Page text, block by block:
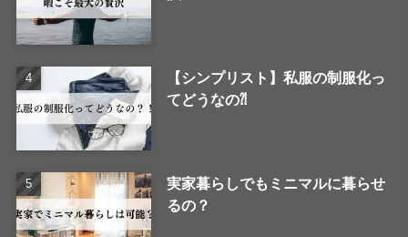
【シンプリスト】私服の制服化っ
てどうなの⁈
実家暮らしでもミニマルに暮らせ
るの？